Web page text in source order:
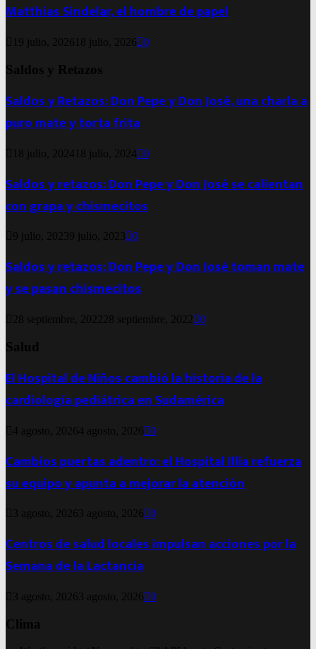
Matthias Sindelar, el hombre de papel
19 julio, 2026 18 julio, 2026 0
Saldos y Retazos
Saldos y Retazos: Don Pepe y Don José, una charla a
puro mate y torta frita
18 julio, 2024 18 julio, 2024 0
Saldos y retazos: Don Pepe y Don José se calientan
con grapa y chismecitos
9 julio, 20239 julio, 2023 0
Saldos y retazos: Don Pepe y Don José toman mate
y se pasan chismecitos
28 septiembre, 2022 28 septiembre, 2022 0
Salud
El Hospital de Niños cambió la historia de la
cardiología pediátrica en Sudamérica
4 agosto, 20264 agosto, 2026 0
Cambios puertas adentro: el Hospital Illia refuerza
su equipo y apunta a mejorar la atención
3 agosto, 2026 3 agosto, 2026 0
Centros de salud locales impulsan acciones por la
Semana de la Lactancia
3 agosto, 2026 3 agosto, 2026 0
Clima